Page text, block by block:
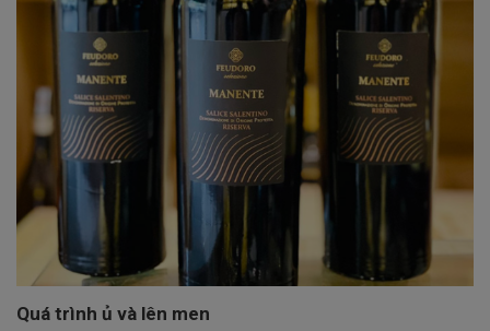
Quá trình ủ và lên men